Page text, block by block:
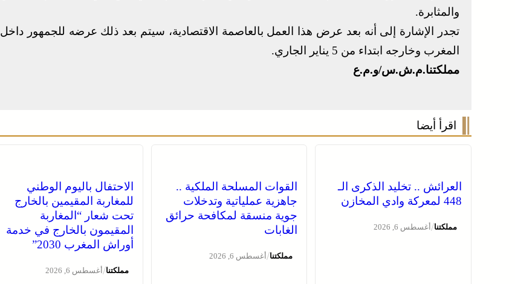
والمثابرة.
تجدر الإشارة إلى أنه بعد عرض هذا العمل بالعاصمة الاقتصادية، سيتم بعد ذلك عرضه للجمهور داخل
المغرب وخارجه ابتداء من 5 يناير الجاري.
مملكتنا.م.ش.س/و.م.ع
اقرأ أيضا
العرائش .. تخليد الذكرى الـ
448 لمعركة وادي المخازن
مملكتنا/أغسطس 6, 2026
القوات المسلحة الملكية ..
جاهزية عملياتية وتدخلات
جوية منسقة لمكافحة حرائق
الغابات
مملكتنا/أغسطس 6, 2026
الاحتفال باليوم الوطني
للمغاربة المقيمين بالخارج
تحت شعار “المغاربة
المقيمون بالخارج في خدمة
أوراش المغرب 2030”
مملكتنا/أغسطس 6, 2026